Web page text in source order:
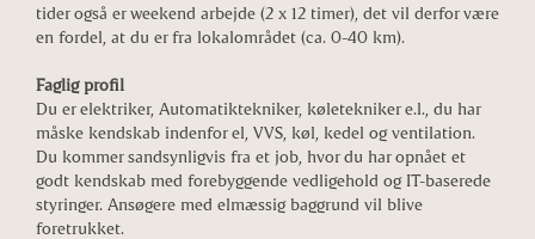
tider også er weekend arbejde (2 x 12 timer), det vil derfor være
en fordel, at du er fra lokalområdet (ca. 0-40 km).
Faglig profil
Du er elektriker, Automatiktekniker, køletekniker e.l., du har
måske kendskab indenfor el, VVS, køl, kedel og ventilation.
Du kommer sandsynligvis fra et job, hvor du har opnået et
godt kendskab med forebyggende vedligehold og IT-baserede
styringer. Ansøgere med elmæssig baggrund vil blive
foretrukket.